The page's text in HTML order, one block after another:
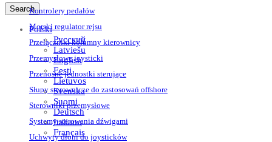
Search
Polski
Русский
Latviešu
English
Eesti
Lietuvos
Svenska
Suomi
Deutsch
Italiano
Français
Kontrolery pedałów
Morski regulator rejsu
Przełączniki kolumny kierownicy
Przemysłowe joysticki
Przenośne jednostki sterujące
Słupy sterownicze do zastosowań offshore
Sterowniki przemysłowe
Systemy sterowania dźwigami
Uchwyty dłoni do joysticków